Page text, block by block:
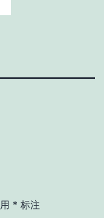
* 标注